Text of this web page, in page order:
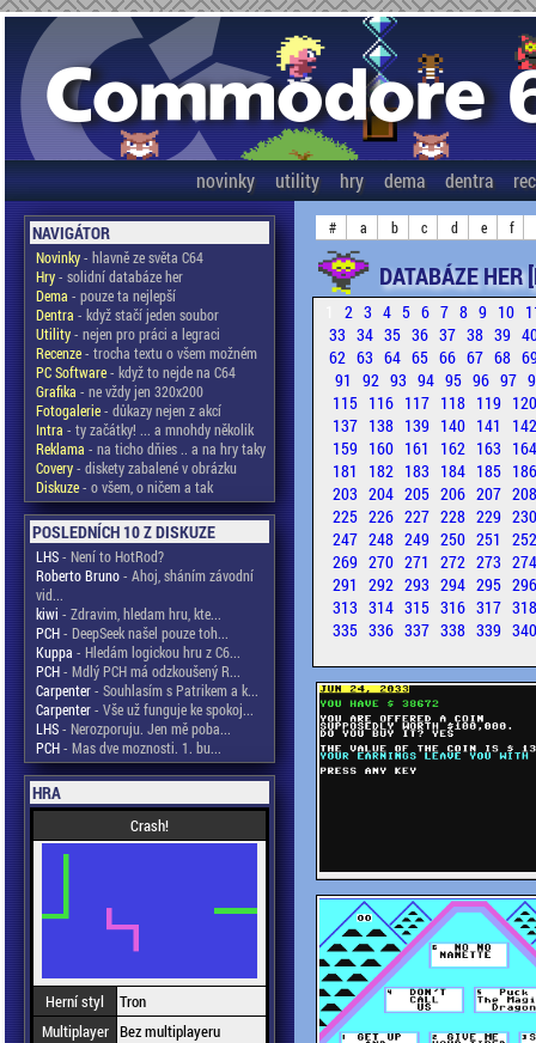
novinky utility hry dema dentra
NAVIGÁTOR
Novinky- hlavně ze světa C64
Hry- solidní databáze her
Dema - pouze ta nejlepší
Dentra - když stačí jeden soubor
Utility- nejen pro práci a legraci
Recenze- trocha textu o všem možném
PC Software- když to nejde na C64
Grafika - ne vždy jen 320x200
Fotogalerie- důkazy nejen z akcí
Intra - ty začátky! ... a mnohdy několik
Reklama - na ticho dňies .. a na hry taky
Covery- diskety zabalené v obrázku
Diskuze- o všem, o ničem a tak
POSLEDNÍCH 10 Z DISKUZE
LHS- Není to HotRod?
Roberto Bruno- Ahoj, sháním závodní
vid...
kiwi - Zdravim, hledam hru, kte...
PCH- DeepSeek našel pouze toh...
Kuppa - Hledám logickou hru z C6...
PCH- Mdlý PCH má odzkoušený R...
Carpenter- Souhlasím s Patrikem a k...
Carpenter- Vše už funguje ke spokoj...
LHS- Nerozporuju. Jen mě poba...
PCH- Mas dve moznosti. 1. bu...
HRA
Crash!
Herní styl
Tron
Multiplayer Bez multiplayeru
# a b c d e f
DATABÁZE
2 3 4 5 6 7 8 9 10
33 34 35 36 37 38 39
62 63 64 65 66 67 68
91 92 93 94 95 96 97
115 116 117 118 119
137 138 139 140 141
159 160 161 162 163
181
182 183 184 185
203 204 205 206 207
225 226 227 228 229
247 248 249 250 251
269 270 271 272 273
291 292 293 294 295
313 314 315 316 317
335 336 337 338 339